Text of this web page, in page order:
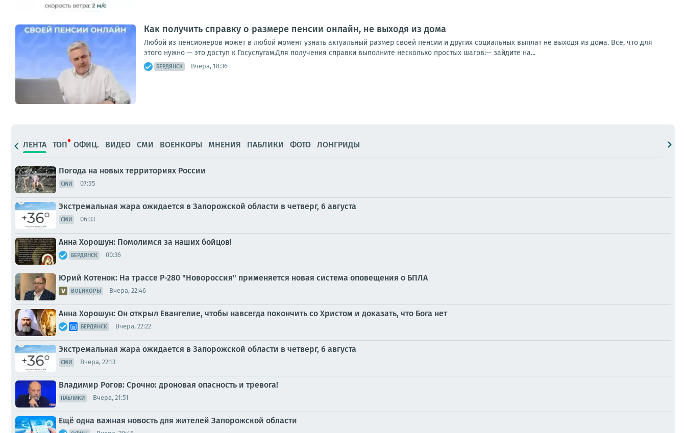
Как получить справку о размере пенсии онлайн, не выходя из дома
Любой из пенсионеров может в любой момент узнать актуальный размер своей пенсии и других социальных выплат не выходя из дома. Все, что для
этого нужно — это доступ к Госуслугам.Для получения справки выполните несколько простых шагов:— зайдите на...
БЕРДЯНСК Вчера, 18:36
ЛЕНТА ТОП ОФИЦ. ВИДЕО СМИ ВОЕНКОРЫ МНЕНИЯ ПАБЛИКИ ФОТО ЛОНГРИДЫ
Погода на новых территориях России
СМИ 07:55
Экстремальная жара ожидается в Запорожской области в четверг, 6 августа
СМИ 06:33
Анна Хорошун: Помолимся за наших бойцов!
БЕРДЯНСК 00:36
Юрий Котенок: На трассе Р-280 "Новороссия" применяется новая система оповещения о БПЛА
ВОЕНКОРЫ Вчера, 22:46
Анна Хорошун: Он открыл Евангелие, чтобы навсегда покончить со Христом и доказать, что Бога нет
БЕРДЯНСК Вчера, 22:22
Экстремальная жара ожидается в Запорожской области в четверг, 6 августа
СМИ Вчера, 22:13
Владимир Рогов: Срочно: дроновая опасность и тревога!
ПАБЛИКИ Вчера, 21:51
Ещё одна важная новость для жителей Запорожской области